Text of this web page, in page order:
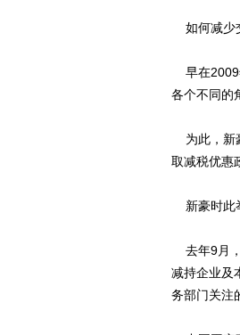
如何减少
早在2009
各个不同的
为此，新
取减税优惠
新豪时此
去年9月，
减持企业及
务部门关注